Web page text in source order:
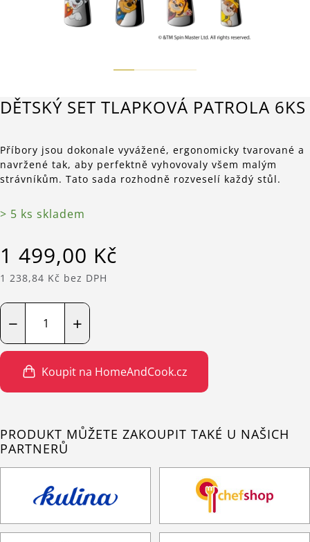
DĚTSKÝ SET TLAPKOVÁ PATROLA 6KS
Příbory jsou dokonale vyvážené, ergonomicky tvarované a
navržené tak, aby perfektně vyhovovaly všem malým
strávníkům. Tato sada rozhodně rozveselí každý stůl.
> 5 ks skladem
1 499,00 Kč
1 238,84 Kč bez DPH
+
−
Koupit na HomeAndCook.cz
PRODUKT MŮŽETE ZAKOUPIT TAKÉ U NAŠICH
PARTNERŮ